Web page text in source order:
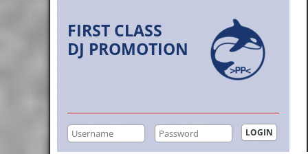
FIRST CLASS
DJ PROMOTION